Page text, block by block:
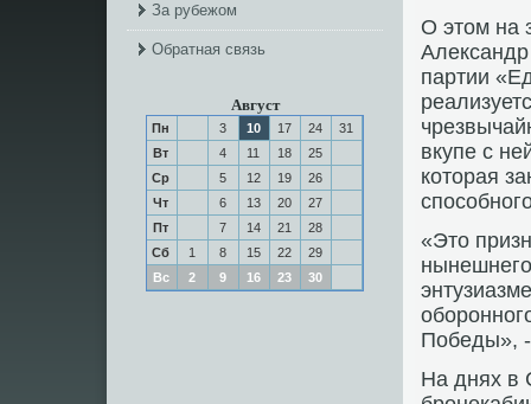
За рубежом
Обратная связь
Август
Пн 3 10 17 24
31
Вт
4 11 18
25
Ср
5 12 19
26
Чт
6 13 20
27
Пт
7 14 21
28
Сб
1 8 15 22
29
Вс
2 9 16 23 30
О этом на
Александр
партии
вкупе с
которая
«Это
Победы», -
На днях в